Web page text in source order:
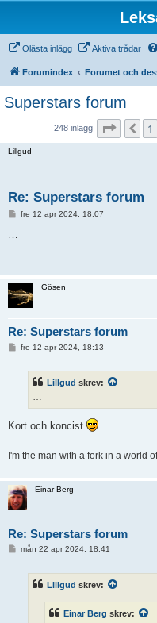
Olästa inlägg Aktiva trådar
Forumindex Forumet och
Superstars forum
248 inlägg Sida 151
Lillgud
Re: Superstars forum
fre 12 apr 2024, 18:07
…
Gösen
Re: Superstars forum
fre 12 apr 2024, 18:13
Lillgud skrev:
…
Kort och koncist
I'm the man with a fork in a world
Einar Berg
Re: Superstars forum
mån 22 apr 2024, 18:41
Lillgud skrev:
Einar Berg skrev: